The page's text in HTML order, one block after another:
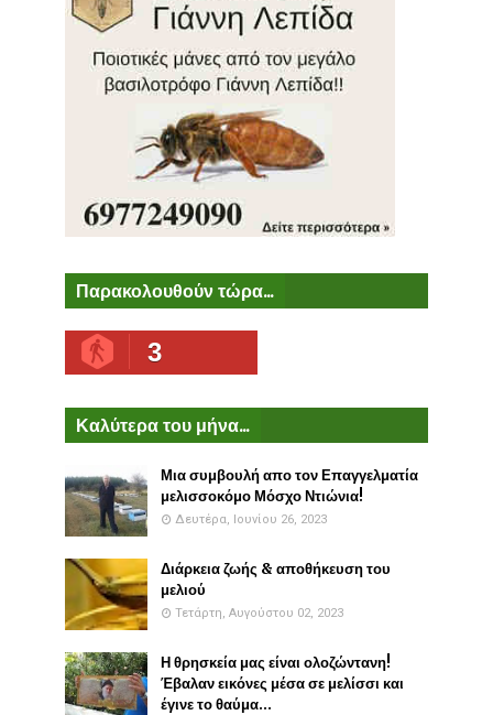
Παρακολουθούν τώρα...
3
Καλύτερα του μήνα...
Μια συμβουλή απο τον Επαγγελματία
μελισσοκόμο Μόσχο Ντιώνια!
Δευτέρα, Ιουνίου 26, 2023
Διάρκεια ζωής & αποθήκευση του
μελιού
Τετάρτη, Αυγούστου 02, 2023
Η θρησκεία μας είναι ολοζώντανη!
Έβαλαν εικόνες μέσα σε μελίσσι και
έγινε το θαύμα...